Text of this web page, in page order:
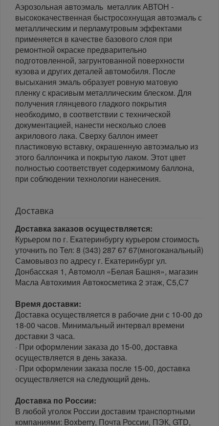
Аэрозольная автоэмаль металлик АВТОН -
высококачественная быстросохнущая автоэмаль с
металлическим и перламутровым эффектами
применяется в качестве базового слоя при
ремонтной окраске предварительно
подготовленной, загрунтованной поверхности
кузова и других деталей автомобиля. После
высыхания эмаль образует ровную матовую
пленку с красивым металлическим блеском. Для
получения глянцевого гладкого покрытия
необходимо, в соответствии с технической
документацией, нанести несколько слоев
акрилового лака. Сверху баллон имеет
пластиковую вставку, окрашенную автоэмалью из
этого баллончика и покрытую лаком. Этот цвет
полностью соответствует содержимому баллона,
при соблюдении технологии нанесения.
Доставка
Доставка заказов осуществляется:
Курьером по г. Екатеринбургу курьером стоимость
уточнить по Тел: 8 (343) 287 67 67(многоканальный)
Самовывоз по адресу г. Екатеринбург ул.
Донбасская 1, Автомолл «Белая Башня», магазин
Масла Автохимия Автокосметика 2 этаж, С5,С7
Время доставки:
Доставка осуществляется в рабочие дни с 10-00 до
18-00 часов. Минимальный интервал времени
доставки 3 часа.
· При оформлении заказа до 15-00, доставка
осуществляется в день заказа.
· При оформлении заказа после 15-00, доставка
осуществляется на следующий день.
Доставка по России:
В любой уголок России доставим транспортными
компаниями: Boxberry, Почта России, ПЭК, GTD,